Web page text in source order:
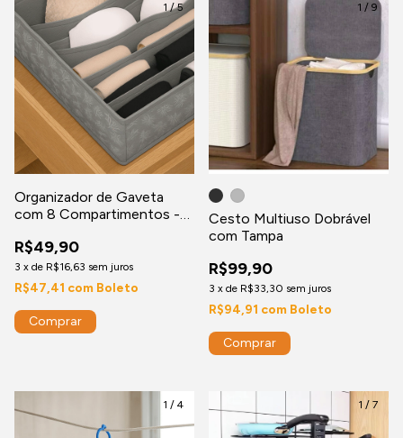
1/5
Organizador de Gaveta
com 8 Compartimentos -
R$49,90
3 x de R$16,63 sem juros
R$47,41 com Boleto
1 / 9
Cesto Multiuso Dobrável
com Tampa
R$99,90
3 x de R$33,30 sem juros
R$94,91 com Boleto
Comprar
1 / 4 1 / 7